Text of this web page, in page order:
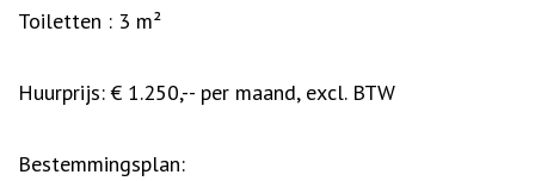
Toiletten : 3 m²
Huurprijs: € 1.250,-- per maand, excl. BTW
Bestemmingsplan: